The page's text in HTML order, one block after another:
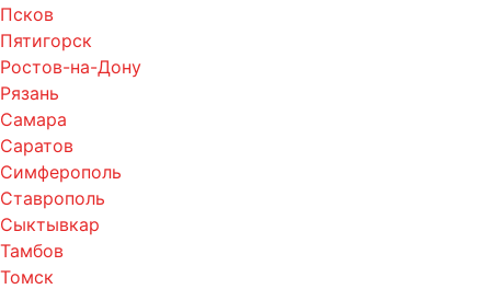
Псков
Пятигорск
Ростов-на-Дону
Рязань
Самара
Саратов
Симферополь
Ставрополь
Сыктывкар
Тамбов
Томск